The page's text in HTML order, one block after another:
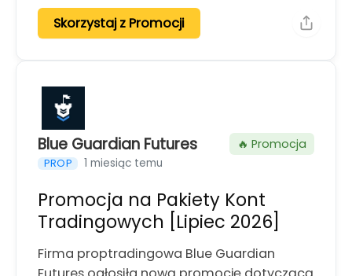
Skorzystaj z Promocji
Blue Guardian Futures
PROP 1 miesiąc temu
🔥 Promocja
Promocja na Pakiety Kont
Tradingowych [Lipiec 2026]
Firma proptradingowa Blue Guardian